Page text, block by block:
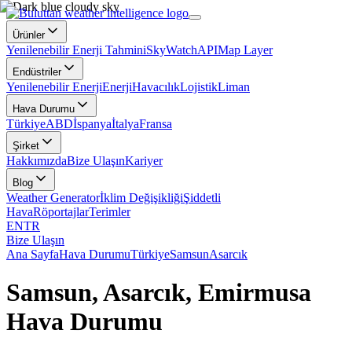
Ürünler
Yenilenebilir Enerji TahminiSkyWatchAPIMap Layer
Endüstriler
Yenilenebilir EnerjiEnerjiHavacılıkLojistikLiman
Hava Durumu
TürkiyeABDİspanyaİtalyaFransa
Şirket
HakkımızdaBize UlaşınKariyer
Blog
Weather Generatorİklim DeğişikliğiŞiddetli
HavaRöportajlarTerimler
ENTR
Bize Ulaşın
Ana SayfaHava DurumuTürkiyeSamsunAsarcık
Samsun, Asarcık, Emirmusa
Hava Durumu